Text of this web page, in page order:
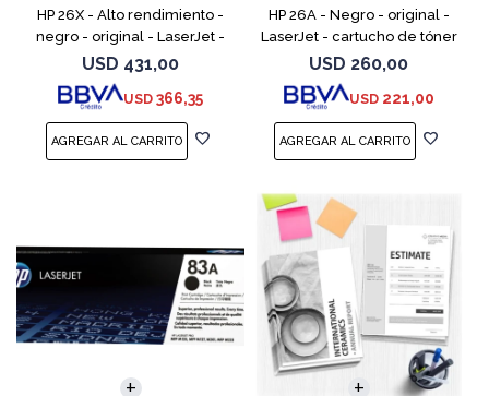
HP 26X - Alto rendimiento -
negro - original - LaserJet -
cartucho de tóner (CF226X) -
para LaserJet Pro M402, MFP
M426
USD 431,00
USD 366,35
HP 26A - Negro - original -
LaserJet - cartucho de tóner
(CF226A) - para LaserJet Pro
M402, MFP M426
USD 260,00
USD 221,00